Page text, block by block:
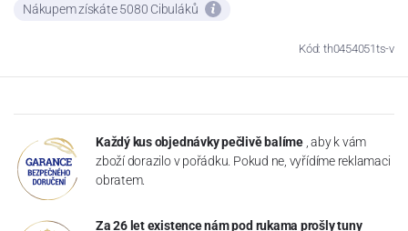
Nákupem získáte 5080 Cibuláků
Kód: th0454051ts-v
Každý kus objednávky pečlivě balíme , aby k vám
zboží dorazilo v pořádku. Pokud ne, vyřídíme reklamaci
obratem.
Za 26 let existence nám pod rukama prošly tuny